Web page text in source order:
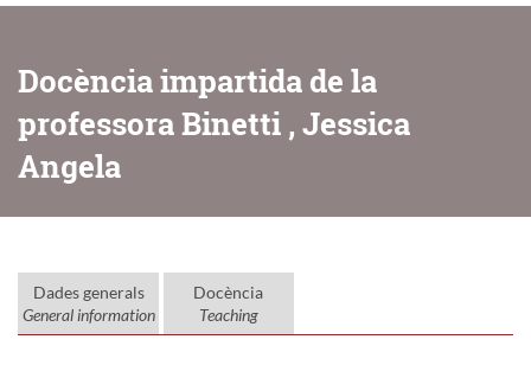
Docència impartida de la
professora Binetti , Jessica
Angela
Dades generals
General information
Docència
Teaching